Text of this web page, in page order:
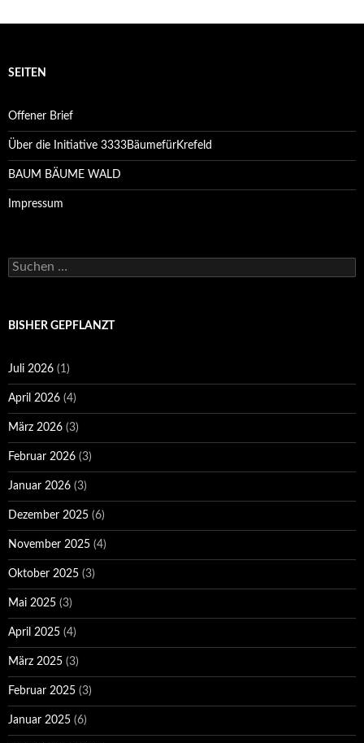
SEITEN
Offener Brief
Über die Initiative 3333BäumefürKrefeld
BAUM BÄUME WALD
Impressum
Suchen
nach:
BISHER GEPFLANZT
Juli 2026 (1)
April 2026 (4)
März 2026 (3)
Februar 2026 (3)
Januar 2026 (3)
Dezember 2025 (6)
November 2025 (4)
Oktober 2025 (3)
Mai 2025 (3)
April 2025 (4)
März 2025 (3)
Februar 2025 (3)
Januar 2025 (6)